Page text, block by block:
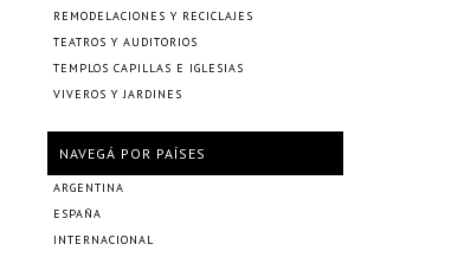
REMODELACIONES Y RECICLAJES
TEATROS Y AUDITORIOS
TEMPLOS CAPILLAS E IGLESIAS
VIVEROS Y JARDINES
NAVEGÁ POR PAÍSES
ARGENTINA
ESPAÑA
INTERNACIONAL